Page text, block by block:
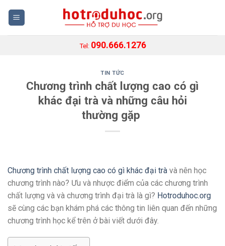
Tel: 090.666.1276
TIN TỨC
Chương trình chất lượng cao có gì
khác đại trà và những câu hỏi
thường gặp
Chương trình chất lượng cao có gì khác đại trà và nên học
chương trình nào? Ưu và nhược điểm của các chương trình
chất lượng và và chương trình đại trà là gì? Hotroduhoc.org
sẽ cùng các bạn khám phá các thông tin liên quan đến những
chương trình học kể trên ở bài viết dưới đây.